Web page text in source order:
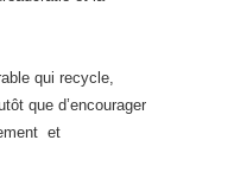
qui recycle,
que d’encourager
et